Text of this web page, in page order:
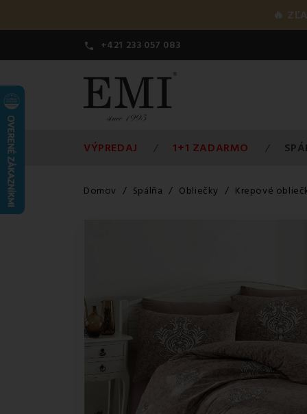
🔥
 +421 233 057 083
VÝPREDAJ 1+1 ZADARMO
Domov Spálňa Obliečky Krepové